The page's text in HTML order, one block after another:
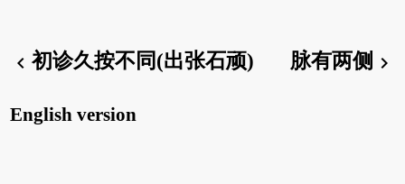
chevron_left初诊久按不同(出张石顽) 脉有两侧 chevron_right
English version